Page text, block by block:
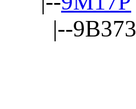
|--9B373